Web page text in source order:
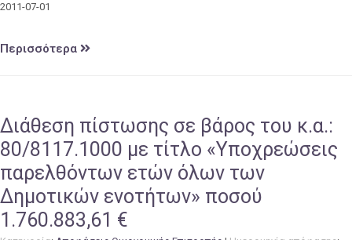
2011-07-01
Περισσότερα
Διάθεση πίστωσης σε βάρος του κ.α.:
80/8117.1000 με τίτλο «Υποχρεώσεις
παρελθόντων ετών όλων των
Δημοτικών ενοτήτων» ποσού
1.760.883,61 €